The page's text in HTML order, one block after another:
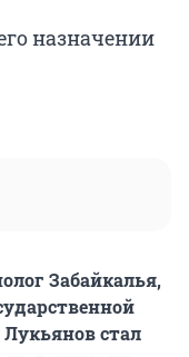
назначении
Забайкалья,
стал